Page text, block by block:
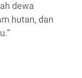
dewa
hutan, dan